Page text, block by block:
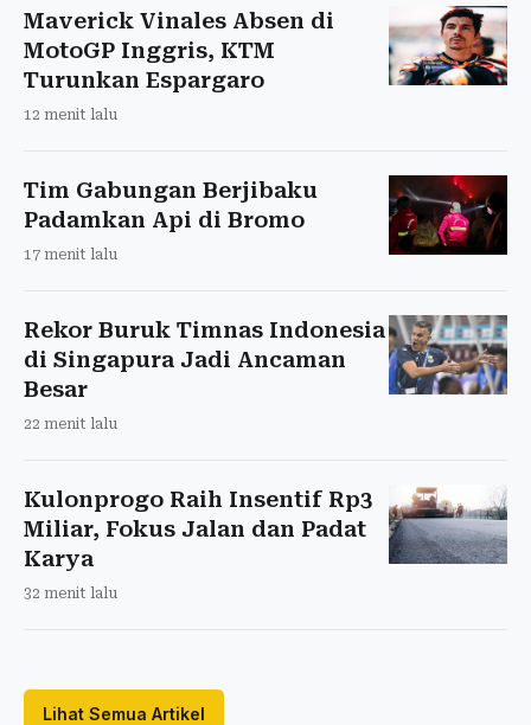
Maverick Vinales Absen di
MotoGP Inggris, KTM
Turunkan Espargaro
12 menit lalu
Tim Gabungan Berjibaku
Padamkan Api di Bromo
17 menit lalu
Rekor Buruk Timnas Indonesia
di Singapura Jadi Ancaman
Besar
22 menit lalu
Kulonprogo Raih Insentif Rp3
Miliar, Fokus Jalan dan Padat
Karya
32 menit lalu
Lihat Semua Artikel